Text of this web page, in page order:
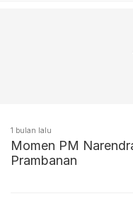
1 bulan lalu
Momen PM
Prambanan